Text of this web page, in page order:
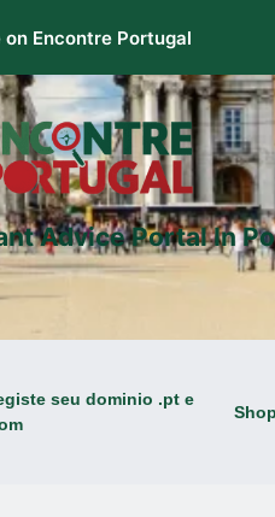
Encontre Portugal
Advice Portal In
seu dominio .pt e
Shop